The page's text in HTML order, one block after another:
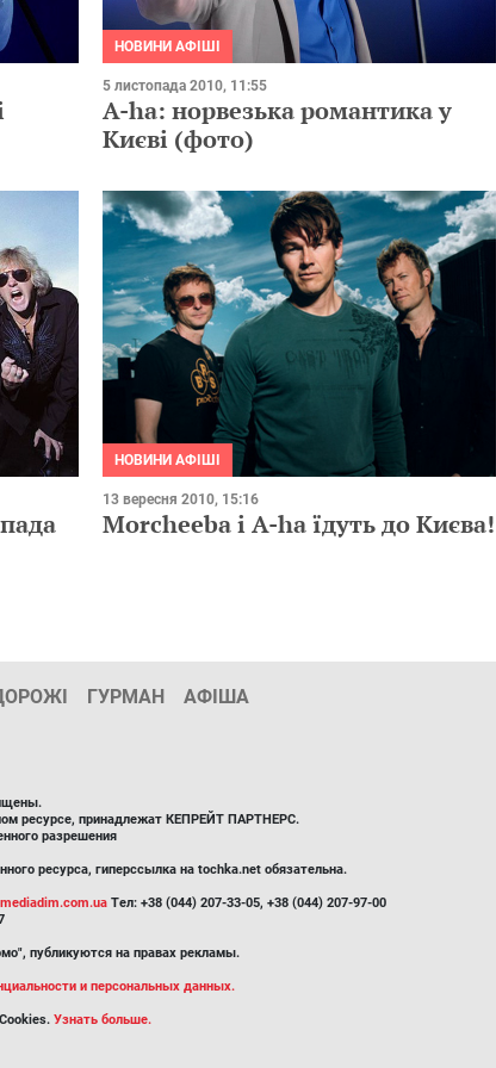
НОВИНИ АФІШІ
5 листопада 2010, 11:55
A-ha: норвезька романтика у
Києві (фото)
НОВИНИ АФІШІ
13 вересня 2010, 15:16
Morcheeba і A-ha їдуть до Києва!
ГУРМАН АФІША
ресурсе, принадлежат КЕПРЕЙТ ПАРТНЕРС.
разрешения
ресурса, гиперссылка на tochka.net обязательна.
Тел: +38 (044) 207-33-05, +38 (044) 207-97-00
публикуются на правах рекламы.
и персональных данных.
Узнать больше.